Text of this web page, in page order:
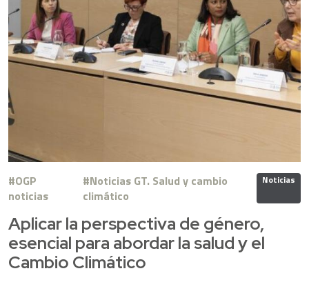
OGP
noticias
Noticias GT. Salud y cambio
climático
Noticias
Aplicar la perspectiva de género,
esencial para abordar la salud y el
Cambio Climático